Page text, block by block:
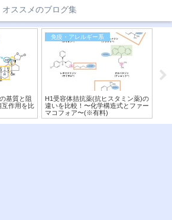
オススメのブログ集
基質と阻
互作用を比
免疫・アレルギー系
H1受容体拮抗薬(抗ヒスタミン薬)の
違いを比較！〜化学構造式とファー
マコフォア〜(※有料)